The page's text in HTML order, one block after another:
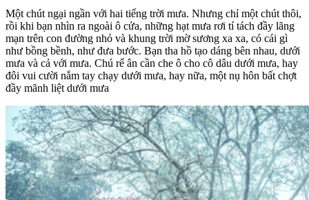
Một chút ngại ngần với hai tiếng trời mưa. Nhưng chỉ một chút thôi,
rồi khi bạn nhìn ra ngoài ô cửa, những hạt mưa rơi tí tách đầy lãng
mạn trên con đường nhỏ và khung trời mờ sương xa xa, có cái gì
như bồng bềnh, như đưa bước. Bạn tha hồ tạo dáng bên nhau, dưới
mưa và cả với mưa. Chú rể ân cần che ô cho cô dâu dưới mưa, hay
đôi vui cười nắm tay chạy dưới mưa, hay nữa, một nụ hôn bất chợt
đầy mãnh liệt dưới mưa